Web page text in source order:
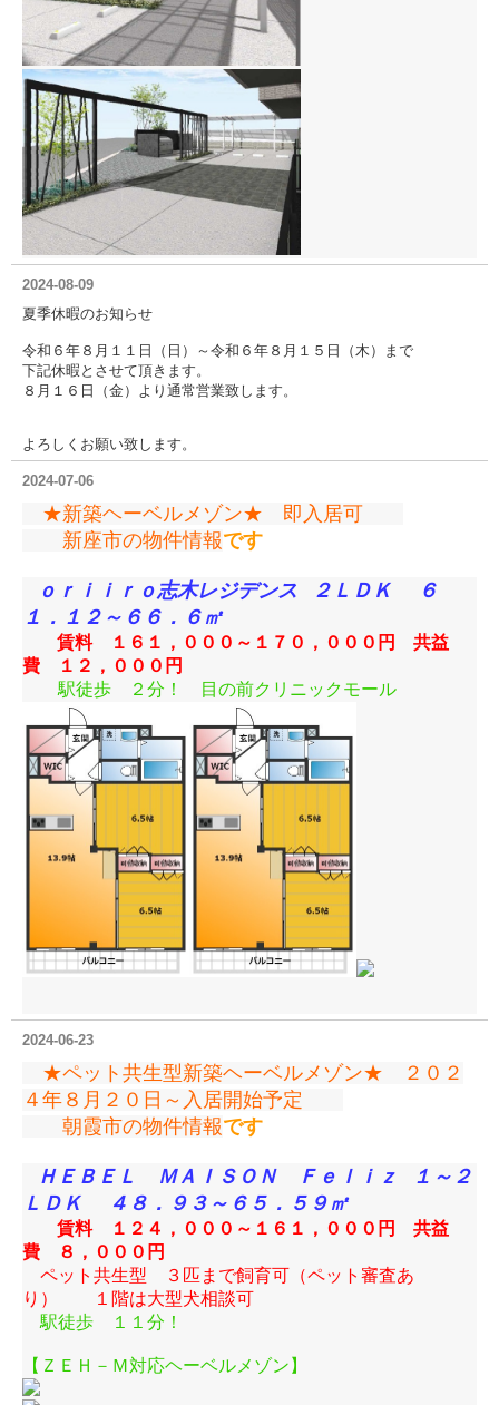
2024-08-09
夏季休暇のお知らせ
令和６年８月１１日（日）～令和６年８月１５日（木）まで
下記休暇とさせて頂きます。
８月１６日（金）より通常営業致します。
よろしくお願い致します。
2024-07-06
★新築ヘーベルメゾン★ 即入居可
新座市の物件情報です
ｏｒｉｉｒｏ志木レジデンス
２ＬＤＫ ６
１．１２～６６．６㎡
賃料 １６１，０００～１７０，０００円 共益
費 １２，０００円
駅徒歩 ２分！ 目の前クリニックモール
2024-06-23
★ペット共生型新築ヘーベルメゾン★ ２０２
４年８月２０日～入居開始予定
朝霞市の物件情報です
ＨＥＢＥＬ ＭＡＩＳＯＮ Ｆｅｌｉｚ
１～２
ＬＤＫ ４８．９３～６５．５９㎡
賃料 １２４，０００～１６１，０００円 共益
費 ８，０００円
ペット共生型 ３匹まで飼育可（ペット審査あ
り） １階は大型犬相談可
駅徒歩 １１分！
【ＺＥＨ－Ｍ対応ヘーベルメゾン】